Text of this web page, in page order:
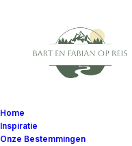
Home
Inspiratie
Onze Bestemmingen